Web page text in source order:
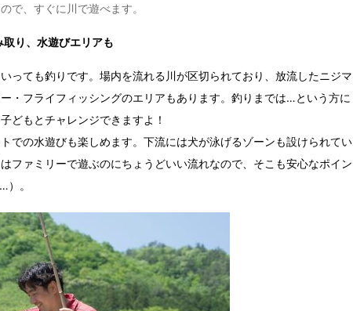
で、すぐに川で遊べます。
り、水遊びエリアも
っても釣りです。場内を流れる川が区切られており、放流したニジマ
・フライフィッシングのエリアもあります。釣りまでは…という方に
どもとチャレンジできますよ！
での水遊びも楽しめます。下流には犬が泳げるゾーンも設けられてい
ファミリーで遊ぶのにちょうどいい流れなので、そこも安心なポイン
。